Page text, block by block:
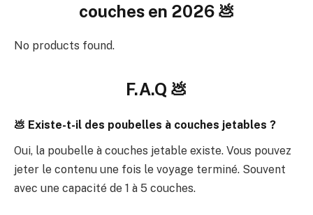
couches en 2026 💩
No products found.
F.A.Q 💩
💩 Existe-t-il des poubelles à couches jetables ?
Oui, la poubelle à couches jetable existe. Vous pouvez
jeter le contenu une fois le voyage terminé. Souvent
avec une capacité de 1 à 5 couches.